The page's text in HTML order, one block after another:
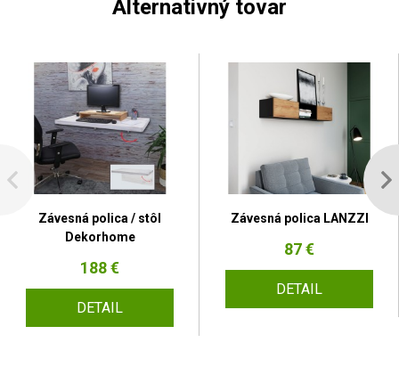
Alternativný tovar
Závesná polica / stôl
Dekorhome
188 €
DETAIL
Závesná polica LANZZI
87 €
DETAIL